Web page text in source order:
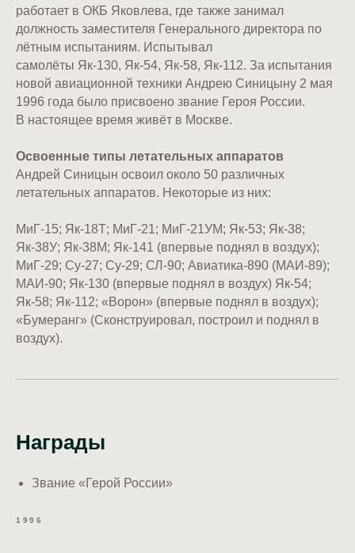
работает в ОКБ Яковлева, где также занимал
должность заместителя Генерального директора по
лётным испытаниям. Испытывал
самолёты Як-130, Як-54, Як-58, Як-112. За испытания
новой авиационной техники Андрею Синицыну 2 мая
1996 года было присвоено звание Героя России.
В настоящее время живёт в Москве.
Освоенные типы летательных аппаратов
Андрей Синицын освоил около 50 различных
летательных аппаратов. Некоторые из них:
МиГ-15; Як-18Т; МиГ-21; МиГ-21УМ; Як-53; Як-38;
Як-38У; Як-38М; Як-141 (впервые поднял в воздух);
МиГ-29; Су-27; Су-29; СЛ-90; Авиатика-890 (МАИ-89);
МАИ-90; Як-130 (впервые поднял в воздух) Як-54;
Як-58; Як-112; «Ворон» (впервые поднял в воздух);
«Бумеранг» (Сконструировал, построил и поднял в
воздух).
Награды
Звание «Герой России»
1996